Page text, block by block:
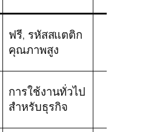
ฟรี, รหัสสแตติก
คุณภาพสูง
การใช้งานทั่วไป
สำหรับธุรกิจ